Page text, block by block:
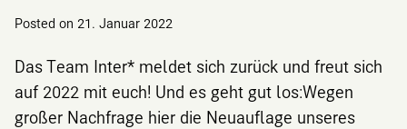
Posted on 21. Januar 2022
Das Team Inter* meldet sich zurück und freut sich
auf 2022 mit euch! Und es geht gut los:Wegen
großer Nachfrage hier die Neuauflage unseres